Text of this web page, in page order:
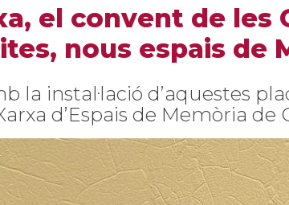
el convent de
nous espais de
la instal·lació d’aquestes
d’Espais de Memòria de